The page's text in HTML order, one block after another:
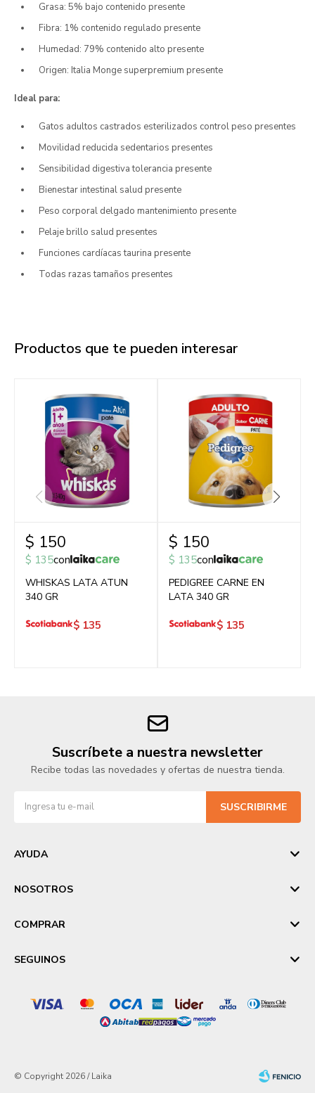
Grasa: 5% bajo contenido presente
Fibra: 1% contenido regulado presente
Humedad: 79% contenido alto presente
Origen: Italia Monge superpremium presente
Ideal para:
Gatos adultos castrados esterilizados control peso presentes
Movilidad reducida sedentarios presentes
Sensibilidad digestiva tolerancia presente
Bienestar intestinal salud presente
Peso corporal delgado mantenimiento presente
Pelaje brillo salud presentes
Funciones cardíacas taurina presente
Todas razas tamaños presentes
Productos que te pueden interesar
$ 150
$ 135con
WHISKAS LATA ATUN
340 GR
$ 135
$ 150
$ 135con
PEDIGREE CARNE EN
LATA 340 GR
$ 135
Suscríbete a nuestra newsletter
Recibe todas las novedades y ofertas de nuestra tienda.
SUSCRIBIRME
AYUDA
NOSOTROS
COMPRAR
SEGUINOS
© Copyright 2026 / Laika